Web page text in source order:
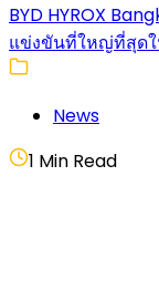
BYD HYROX
แข่งขันที่ใหญ่ที่สุดใ
News
1 Min Read